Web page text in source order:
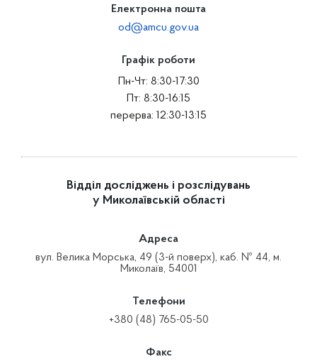
Електронна пошта
od@amcu.gov.ua
Графік роботи
Пн-Чт: 8:30-17:30
Пт: 8:30-16:15
перерва: 12:30-13:15
Відділ досліджень і розслідувань
у Миколаївській області
Адреса
вул. Велика Морська, 49 (3-й поверх), каб. № 44, м.
Миколаїв, 54001
Телефони
+380 (48) 765-05-50
Факс